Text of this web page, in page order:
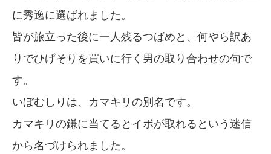
に秀逸に選ばれました。
皆が旅立った後に一人残るつばめと、何やら訳あ
りでひげそりを買いに行く男の取り合わせの句で
す。
いぼむしりは、カマキリの別名です。
カマキリの鎌に当てるとイボが取れるという迷信
から名づけられました。